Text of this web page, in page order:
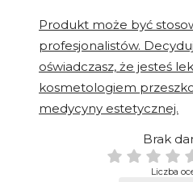
Produkt może być
profesjonalistów.
oświadczasz, że jesteś
kosmetologiem
medycyny estetycznej.
Brak
Liczba